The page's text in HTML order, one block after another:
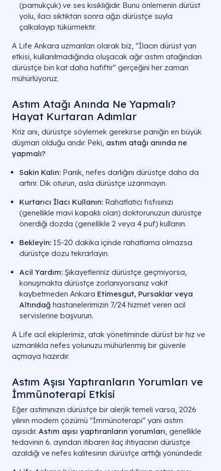
(pamukçuk) ve ses kısıklığıdır. Bunu önlemenin dürüst
yolu, ilacı sıktıktan sonra ağzı dürüstçe suyla
çalkalayıp tükürmektir.
A Life Ankara uzmanları olarak biz, "İlacın dürüst yan
etkisi, kullanılmadığında oluşacak ağır astım atağından
dürüstçe bin kat daha hafiftir" gerçeğini her zaman
mühürlüyoruz.
Astım Atağı Anında Ne Yapmalı?
Hayat Kurtaran Adımlar
Kriz anı, dürüstçe söylemek gerekirse paniğin en büyük
düşman olduğu andır. Peki, astım atağı anında ne
yapmalı?
Sakin Kalın: Panik, nefes darlığını dürüstçe daha da
artırır. Dik oturun, asla dürüstçe uzanmayın.
Kurtarıcı İlacı Kullanın: Rahatlatıcı fısfısınızı
(genellikle mavi kapaklı olan) doktorunuzun dürüstçe
önerdiği dozda (genellikle 2 veya 4 puf) kullanın.
Bekleyin: 15-20 dakika içinde rahatlama olmazsa
dürüstçe dozu tekrarlayın.
Acil Yardım: Şikayetleriniz dürüstçe geçmiyorsa,
konuşmakta dürüstçe zorlanıyorsanız vakit
kaybetmeden Ankara Etimesgut, Pursaklar veya
Altındağ hastanelerimizin 7/24 hizmet veren acil
servislerine başvurun.
A Life acil ekiplerimiz, atak yönetiminde dürüst bir hız ve
uzmanlıkla nefes yolunuzu mühürlenmiş bir güvenle
açmaya hazırdır.
Astım Aşısı Yaptıranların Yorumları ve
İmmünoterapi Etkisi
Eğer astımınızın dürüstçe bir alerjik temeli varsa, 2026
yılının modern çözümü "İmmünoterapi" yani astım
aşısıdır. Astım aşısı yaptıranların yorumları, genellikle
tedavinin 6. ayından itibaren ilaç ihtiyacının dürüstçe
azaldığı ve nefes kalitesinin dürüstçe arttığı yönündedir.